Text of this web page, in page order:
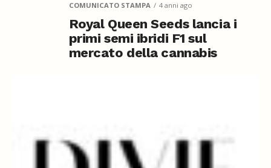
COMUNICATO STAMPA 4 anni ago
Royal Queen Seeds lancia i
primi semi ibridi F1 sul
mercato della cannabis